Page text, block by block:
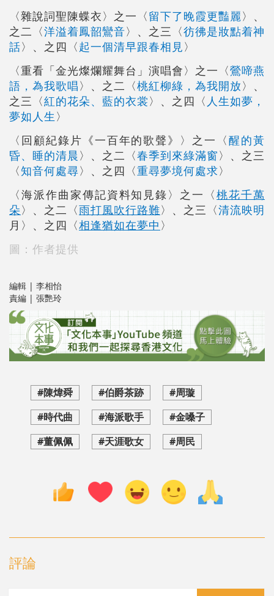
〈雜說詞聖陳蝶衣〉之一〈留下了晚霞更豔麗〉、
之二〈洋溢着鳳韶鸞音〉、之三〈彷彿是妝點着神
話〉、之四〈起一個清早跟春相見〉
〈重看「金光燦爛耀舞台」演唱會〉之一〈鶯啼燕
語，為我歌唱〉、之二〈桃紅柳綠，為我開放〉、
之三〈紅的花朵、藍的衣裳〉、之四〈 人生如夢，
夢如人生 〉
〈回顧紀錄片《一百年的歌聲》〉之一〈醒的黃
昏、睡的清晨〉、之二〈春季到來綠滿窗〉、之三
〈知音何處尋〉、之四〈重尋夢境何處求〉
〈海派作曲家傳記資料知見錄〉之一〈桃花千萬
朵〉、之二〈雨打風吹行路難〉、之三〈清流映明
月 〉、之四〈相逢猶如在夢中 〉
圖：作者提供
編輯 | 李相怡
責編 | 張艷玲
#陳煒舜 #伯爵茶跡
#周璇
#時代曲
#海派歌手
#金嗓子
#董佩佩
#天涯歌女 #周民
評論